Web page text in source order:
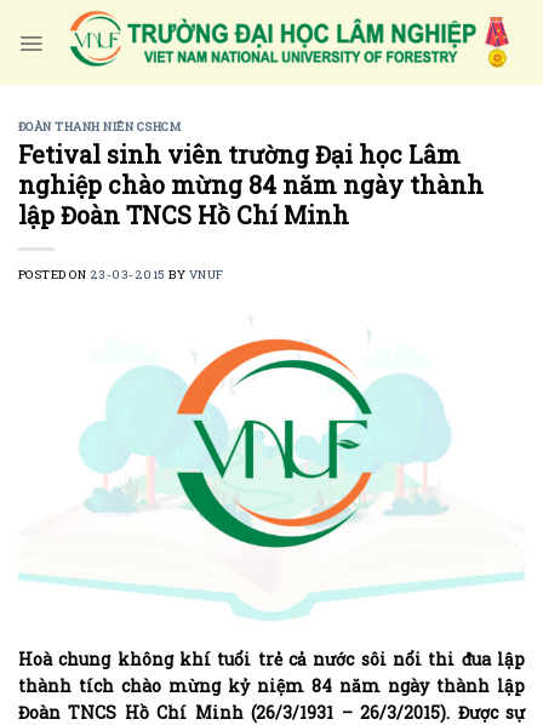
ĐOÀN THANH NIÊN CSHCM
Fetival sinh viên trường Đại học Lâm
nghiệp chào mừng 84 năm ngày thành
lập Đoàn TNCS Hồ Chí Minh
POSTED ON 23-03-2015 BY VNUF
Hoà chung không khí tuổi trẻ cả nước sôi nổi thi đua lập
thành tích chào mừng kỷ niệm 84 năm ngày thành lập
Đoàn TNCS Hồ Chí Minh (26/3/1931 – 26/3/2015). Được sự